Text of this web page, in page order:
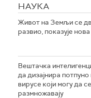
НАУКА
Живот на Земљи се
развио, показује нова
Вештачка
да дизајнира
вирусе који могу да се
размножавају